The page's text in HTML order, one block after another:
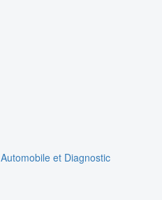
Automobile et Diagnostic